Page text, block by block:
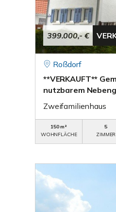
399.000,- €
Roßdorf
**VERKAUFT**
nutzbarem
Zweifamilienhaus
150 m²
WOHNFLÄCHE
5
ZIMMER